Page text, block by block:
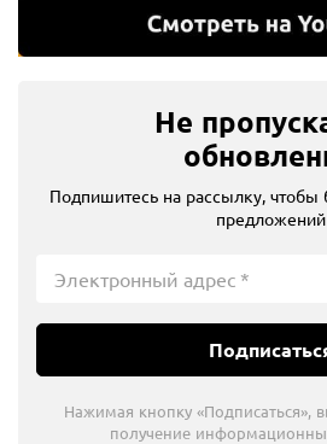
Не
Подпишитесь на рассылку, чтобы
предложений
Нажимая кнопку «Подписаться»,
получение